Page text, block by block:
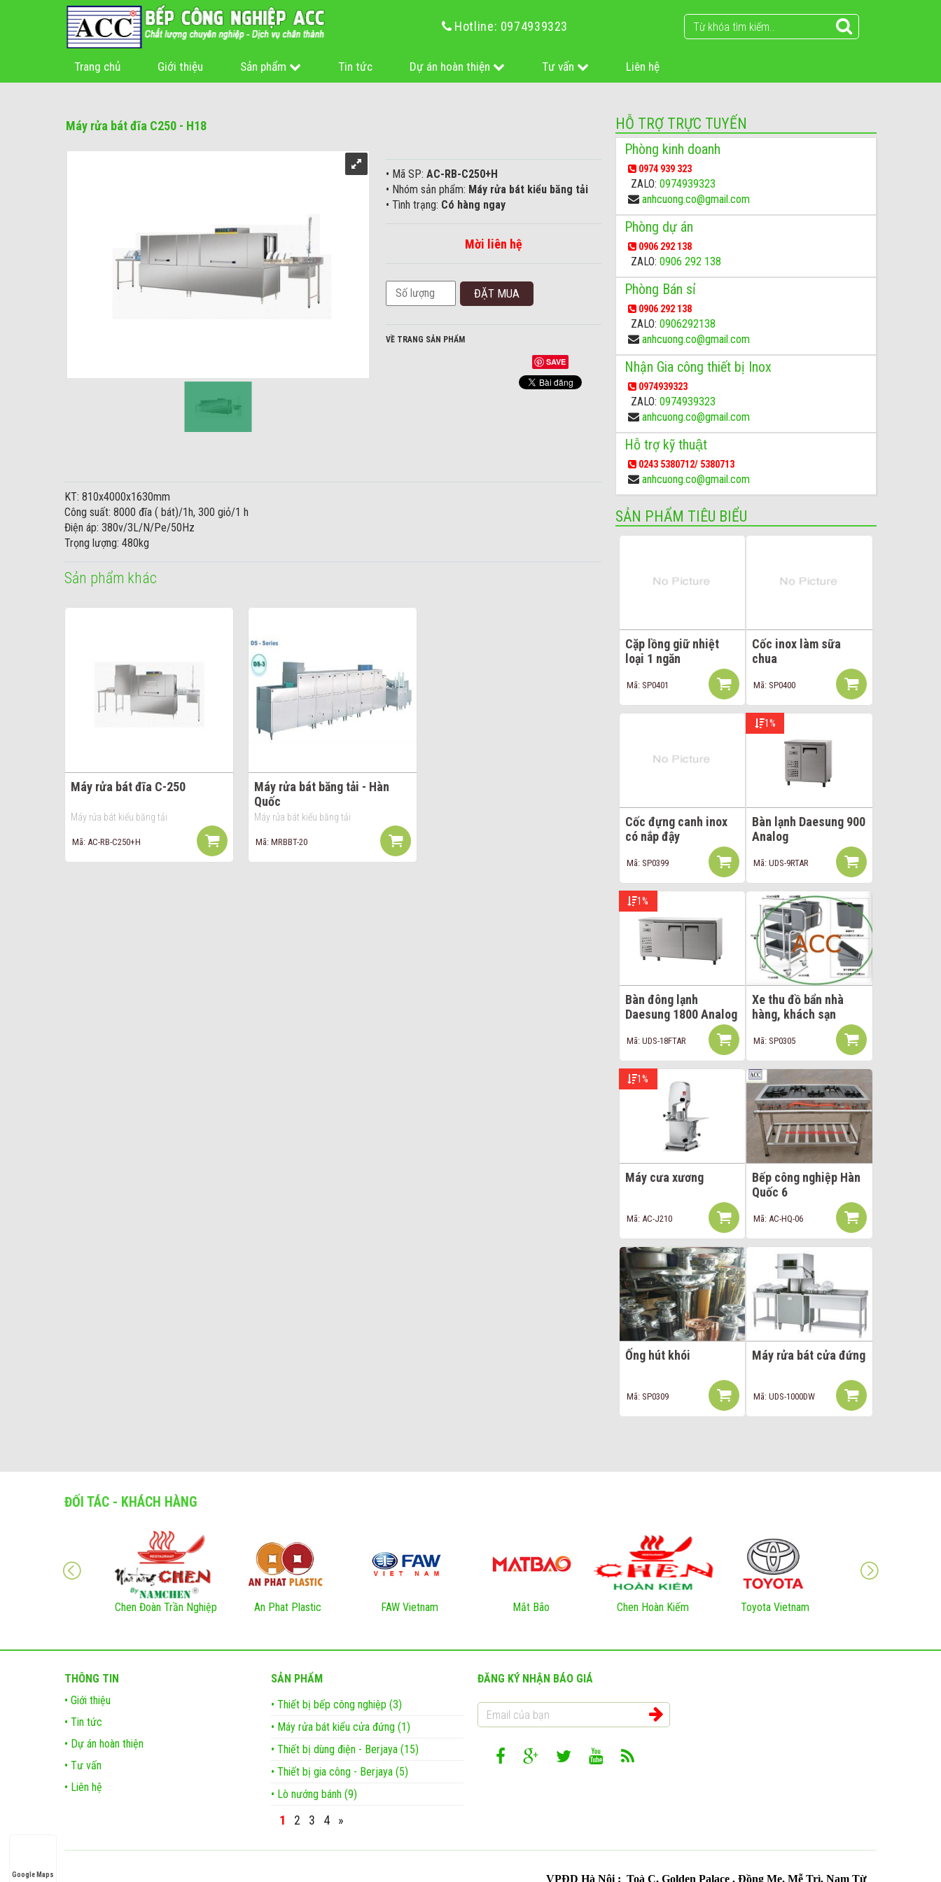
Hotline: 0974939323
Trang chủ Giới thiệu Sản phẩm Tin tức Dự án hoàn thiện Tư vấn Liên hệ
Máy rửa bát đĩa C250 - H18
• Mã SP: AC-RB-C250+H
• Nhóm sản phẩm: Máy rửa bát kiểu băng tải
• Tình trạng: Có hàng ngay
Mời liên hệ
VỀ TRANG SẢN PHẨM
SAVE
KT: 810x4000x1630mm
Công suất: 8000 đĩa ( bát)/1h, 300 giỏ/1 h
Điện áp: 380v/3L/N/Pe/50Hz
Trọng lượng: 480kg
Sản phẩm khác
Máy rửa bát đĩa C-250
Máy rửa bát kiểu băng tải
Mã: AC-RB-C250+H
Máy rửa bát băng tải - Hàn
Quốc
Máy rửa bát kiểu băng tải
Mã: MRBBT-20
HỖ TRỢ TRỰC TUYẾN
Phòng kinh doanh
0974 939 323
ZALO: 0974939323
anhcuong.co@gmail.com
Phòng dự án
0906 292 138
ZALO: 0906 292 138
Phòng Bán sỉ
0906 292 138
ZALO: 0906292138
anhcuong.co@gmail.com
Nhận Gia công thiết bị Inox
0974939323
ZALO: 0974939323
anhcuong.co@gmail.com
Hỗ trợ kỹ thuật
0243 5380712/ 5380713
anhcuong.co@gmail.com
SẢN PHẨM TIÊU BIỂU
Cặp lồng giữ nhiệt
loại 1 ngăn
Mã: SP0401
Cốc inox làm sữa
chua
Mã: SP0400
Cốc đựng canh inox
có nắp đậy
Mã: SP0399
1%
Bàn lạnh Daesung 900
Analog
Mã: UDS-9RTAR
1%
Bàn đông lạnh
Daesung 1800 Analog
Mã: UDS-18FTAR
Xe thu đồ bẩn nhà
hàng, khách sạn
Mã: SP0305
1%
Máy cưa xương
Mã: AC-J210
Bếp công nghiệp Hàn
Quốc 6
Mã: AC-HQ-06
Ống hút khói
Mã: SP0309
Máy rửa bát cửa đứng
Mã: UDS-1000DW
Google Maps
ĐỐI TÁC - KHÁCH HÀNG
Chen Đoàn Trần Nghiệp An Phat Plastic FAW Vietnam Mắt Bão Chen Hoàn Kiếm Toyota Vietnam
THÔNG TIN
• Giới thiệu
• Tin tức
• Dự án hoàn thiện
• Tư vấn
• Liên hệ
SẢN PHẨM
• Thiết bị bếp công nghiệp (3)
• Máy rửa bát kiểu cửa đứng (1)
• Thiết bị dùng điện - Berjaya (15)
• Thiết bị gia công - Berjaya (5)
• Lò nướng bánh (9)
1 2 3 4 »
ĐĂNG KÝ NHẬN BÁO GIÁ
VPĐD Hà Nội : Toà C, Golden Palace , Đồng Me, Mễ Trì, Nam Từ